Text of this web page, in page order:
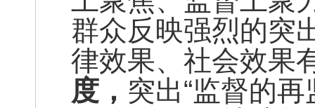
群众反映强烈的突
律效果、社会效果
度， 突出“监督的